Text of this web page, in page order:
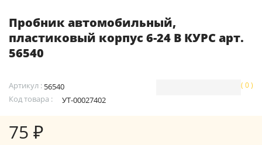
Пробник автомобильный,
пластиковый корпус 6-24 В КУРС арт.
56540
Артикул : 56540
Код товара :
УТ-00027402
( 0 )
75 ₽